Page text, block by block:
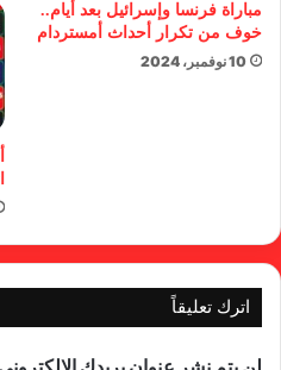
مباراة فرنسا وإسرائيل بعد أيام..
خوف من تكرار أحداث أمستردام
10 نوفمبر، 2024
اترك تعليقاً